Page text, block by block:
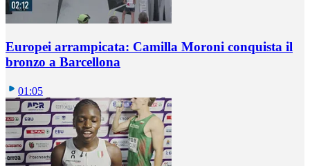
Europei arrampicata: Camilla Moroni conquista il
bronzo a Barcellona
01:05